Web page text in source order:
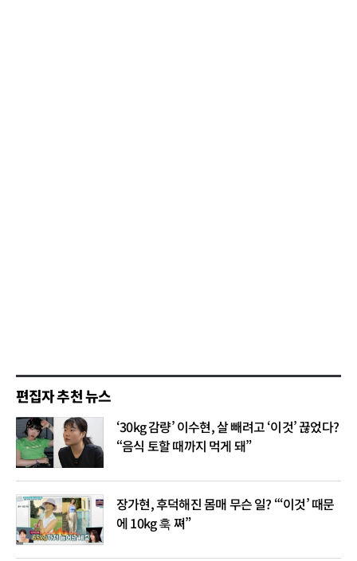
편집자 추천 뉴스
‘30kg 감량’ 이수현, 살 빼려고 ‘이것’ 끊었다?
“음식 토할 때까지 먹게 돼”
장가현, 후덕해진 몸매 무슨 일? “‘이것’ 때문
에 10kg 훅 쪄”